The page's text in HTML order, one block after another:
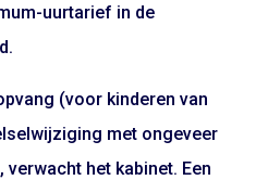
uurtarief in de
(voor kinderen van
met ongeveer
het kabinet. Een